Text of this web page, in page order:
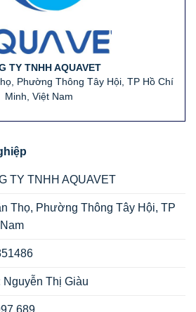
TY TNHH AQUAVET
Phường Thông Tây Hội, TP Hồ Chí
Minh, Việt Nam
TY TNHH AQUAVET
Thọ, Phường Thông Tây Hội, TP
Thị Giàu